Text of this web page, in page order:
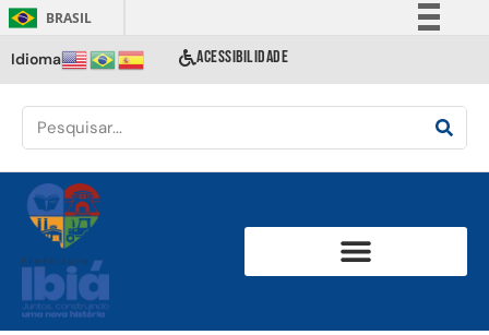
BRASIL
Comunica BR
Acesso à informação
Idioma ACESSIBILIDADE